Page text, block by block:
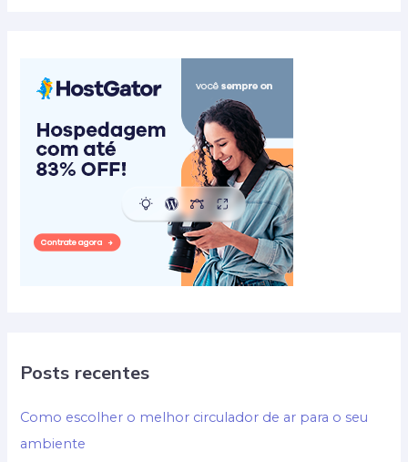
Tendências
Posts recentes
Como escolher o melhor circulador de ar para o seu
ambiente